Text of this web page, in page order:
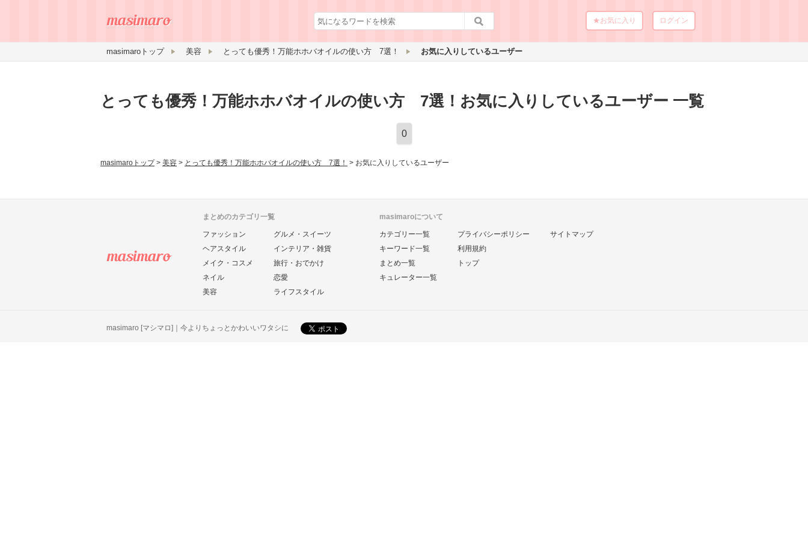
★お気に入り ログイン
masimaroトップ 美容 とっても優秀！万能ホホバオイルの使い方 7選！ お気に入りしているユーザー
とっても優秀！万能ホホバオイルの使い方 7選！お気に入りしているユーザー 一覧
0
masimaroトップ> 美容 > とっても優秀！万能ホホバオイルの使い方 7選！ > お気に入りしているユーザー
まとめのカテゴリ一覧
ファッション
ヘアスタイル
メイク・コスメ
ネイル
美容
グルメ・スイーツ
インテリア・雑貨
旅行・おでかけ
恋愛
ライフスタイル
masimaroについて
カテゴリー一覧
キーワード一覧
まとめ一覧
キュレーター一覧
プライバシーポリシー
利用規約
トップ
サイトマップ
masimaro [マシマロ]｜今よりちょっとかわいいワタシに